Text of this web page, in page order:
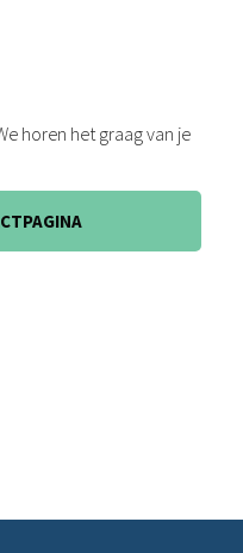
horen het graag van je